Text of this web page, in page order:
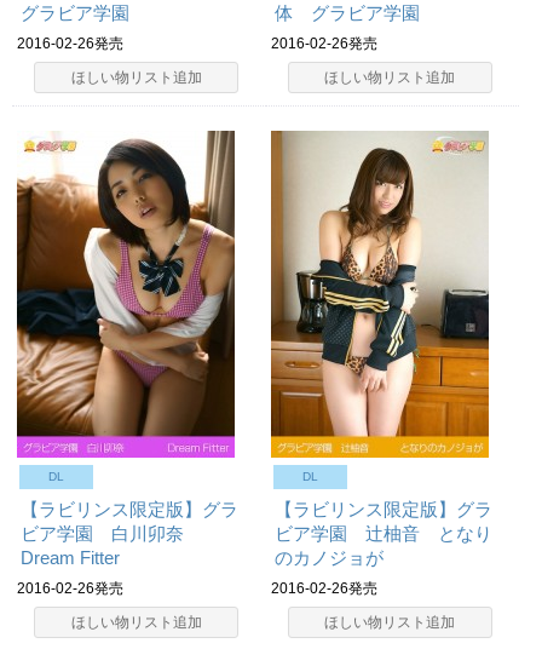
グラビア学園
2016-02-26発売
ほしい物リスト追加
体 グラビア学園
2016-02-26発売
ほしい物リスト追加
DL
【ラビリンス限定版】グラ
ビア学園 白川卯奈
Dream Fitter
2016-02-26発売
ほしい物リスト追加
DL
【ラビリンス限定版】グラ
ビア学園 辻柚音 となり
のカノジョが
2016-02-26発売
ほしい物リスト追加